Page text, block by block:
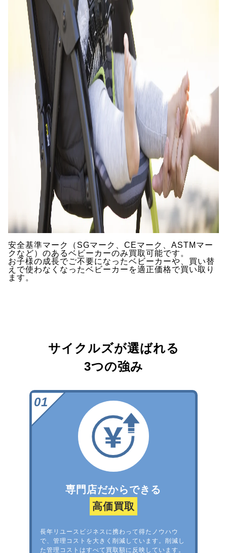
安全基準マーク（SGマーク、CEマーク、ASTMマー
クなど）のあるベビーカーのみ買取可能です。
お子様の成長でご不要になったベビーカーや、買い替
えで使わなくなったベビーカーを適正価格で買い取り
ます。
サイクルズが選ばれる
3つの強み
専門店だからできる
高価買取
長年リユースビジネスに携わって得たノウハウ
で、管理コストを大きく削減しています。削減し
た管理コストはすべて買取額に反映しています。